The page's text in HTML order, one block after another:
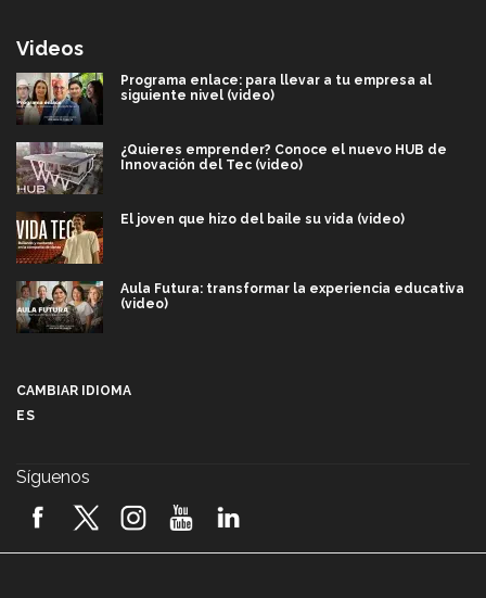
Videos
Programa enlace: para llevar a tu empresa al
siguiente nivel (video)
¿Quieres emprender? Conoce el nuevo HUB de
Innovación del Tec (video)
El joven que hizo del baile su vida (video)
Aula Futura: transformar la experiencia educativa
(video)
2026! (video)
CAMBIAR IDIOMA
ES
Síguenos